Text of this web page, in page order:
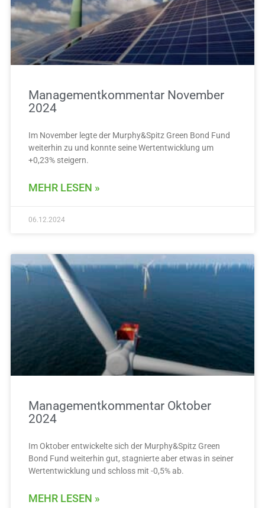
Managementkommentar November
2024
Im November legte der Murphy&Spitz Green Bond Fund
weiterhin zu und konnte seine Wertentwicklung um
+0,23% steigern.
MEHR LESEN »
06.12.2024
Managementkommentar Oktober
2024
Im Oktober entwickelte sich der Murphy&Spitz Green
Bond Fund weiterhin gut, stagnierte aber etwas in seiner
Wertentwicklung und schloss mit -0,5% ab.
MEHR LESEN »